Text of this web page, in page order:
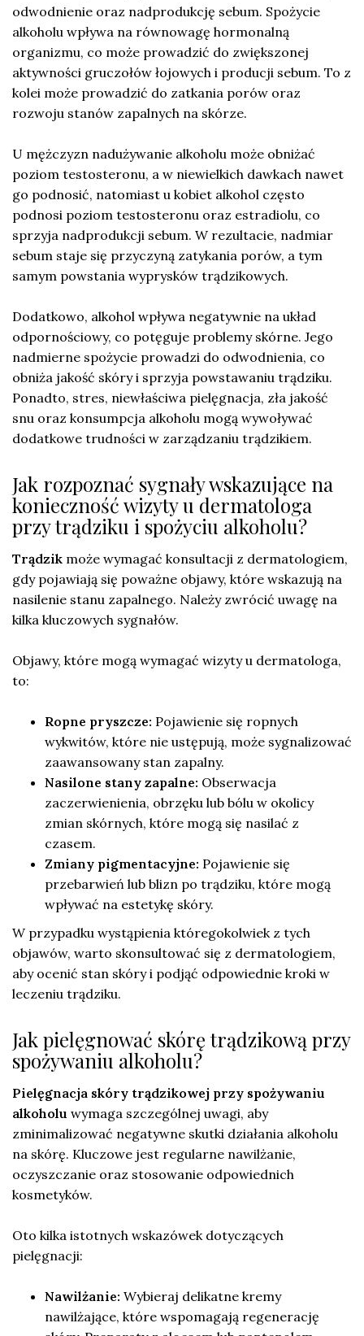
odwodnienie oraz nadprodukcję sebum. Spożycie
alkoholu wpływa na równowagę hormonalną
organizmu, co może prowadzić do zwiększonej
aktywności gruczołów łojowych i producji sebum. To z
kolei może prowadzić do zatkania porów oraz
rozwoju stanów zapalnych na skórze.
U mężczyzn nadużywanie alkoholu może obniżać
poziom testosteronu, a w niewielkich dawkach nawet
go podnosić, natomiast u kobiet alkohol często
podnosi poziom testosteronu oraz estradiolu, co
sprzyja nadprodukcji sebum. W rezultacie, nadmiar
sebum staje się przyczyną zatykania porów, a tym
samym powstania wyprysków trądzikowych.
Dodatkowo, alkohol wpływa negatywnie na układ
odpornościowy, co potęguje problemy skórne. Jego
nadmierne spożycie prowadzi do odwodnienia, co
obniża jakość skóry i sprzyja powstawaniu trądziku.
Ponadto, stres, niewłaściwa pielęgnacja, zła jakość
snu oraz konsumpcja alkoholu mogą wywoływać
dodatkowe trudności w zarządzaniu trądzikiem.
Jak rozpoznać sygnały wskazujące na
konieczność wizyty u dermatologa
przy trądziku i spożyciu alkoholu?
Trądzik może wymagać konsultacji z dermatologiem,
gdy pojawiają się poważne objawy, które wskazują na
nasilenie stanu zapalnego. Należy zwrócić uwagę na
kilka kluczowych sygnałów.
Objawy, które mogą wymagać wizyty u dermatologa,
to:
Ropne pryszcze: Pojawienie się ropnych
wykwitów, które nie ustępują, może sygnalizować
zaawansowany stan zapalny.
Nasilone stany zapalne: Obserwacja
zaczerwienienia, obrzęku lub bólu w okolicy
zmian skórnych, które mogą się nasilać z
czasem.
Zmiany pigmentacyjne: Pojawienie się
przebarwień lub blizn po trądziku, które mogą
wpływać na estetykę skóry.
W przypadku wystąpienia któregokolwiek z tych
objawów, warto skonsultować się z dermatologiem,
aby ocenić stan skóry i podjąć odpowiednie kroki w
leczeniu trądziku.
Jak pielęgnować skórę trądzikową przy
spożywaniu alkoholu?
Pielęgnacja skóry trądzikowej przy spożywaniu
alkoholu wymaga szczególnej uwagi, aby
zminimalizować negatywne skutki działania alkoholu
na skórę. Kluczowe jest regularne nawilżanie,
oczyszczanie oraz stosowanie odpowiednich
kosmetyków.
Oto kilka istotnych wskazówek dotyczących
pielęgnacji:
Nawilżanie: Wybieraj delikatne kremy
nawilżające, które wspomagają regenerację